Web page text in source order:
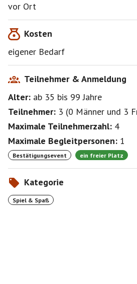
vor Ort
Kosten
eigener Bedarf
Teilnehmer & Anmeldung
Alter: ab 35 bis 99Jahre
Teilnehmer: 3 (0 Männer und 3
Maximale Teilnehmerzahl: 4
Maximale Begleitpersonen: 1
Bestätigungsevent ein freier Platz
Kategorie
Spiel & Spaß